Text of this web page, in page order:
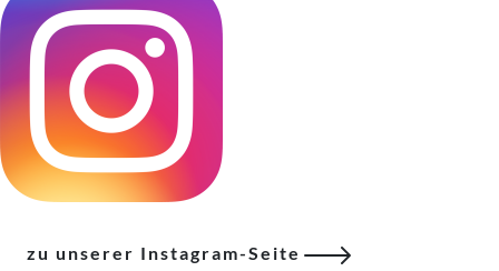
zu unserer Instagram-Seite